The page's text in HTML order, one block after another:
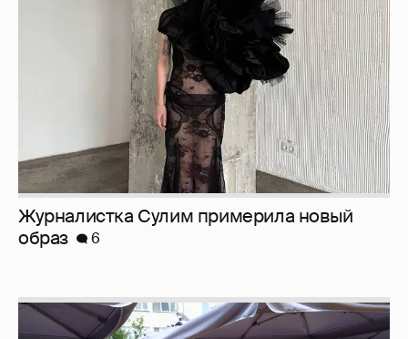
Журналистка Сулим примерила новый
образ
6